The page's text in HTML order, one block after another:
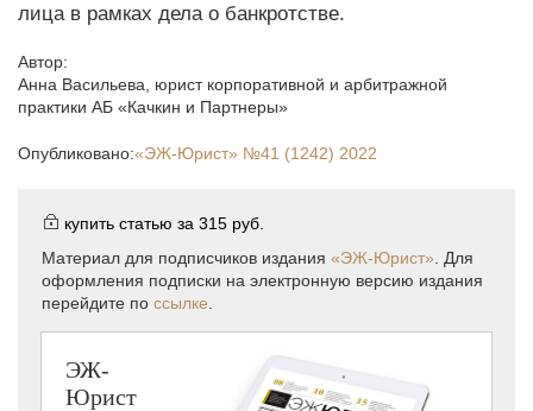
лица в рамках дела о банкротстве.
Автор:
Анна Васильева
юрист корпоративной и арбитражной
практики АБ «Качкин и Партнеры»
Опубликовано:«ЭЖ-Юрист» №41 (1242) 2022
купить статью за 315 руб.
Материал для подписчиков издания «ЭЖ-Юрист» . Для
оформления подписки на электронную версию издания
перейдите по ссылке
ЭЖ-
Юрист